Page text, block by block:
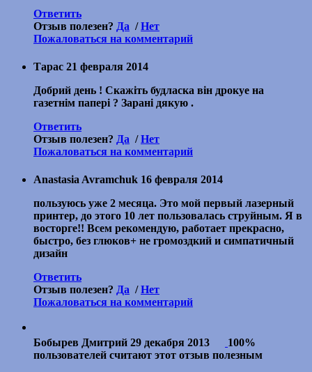
Ответить
Отзыв полезен? Да /Нет
Пожаловаться на комментарий
Тарас 21 февраля 2014
Добрий день ! Скажіть будласка він дрокуе на
газетнім папері ? Зарані дякую .
Ответить
Отзыв полезен? Да /Нет
Пожаловаться на комментарий
Anastasia Avramchuk 16 февраля 2014
пользуюсь уже 2 месяца. Это мой первый лазерный
принтер, до этого 10 лет пользовалась струйным. Я в
восторге!! Всем рекомендую, работает прекрасно,
быстро, без глюков+ не громоздкий и симпатичный
дизайн
Ответить
Отзыв полезен? Да /Нет
Пожаловаться на комментарий
Бобырев Дмитрий 29 декабря 2013
100%
пользователей считают этот отзыв полезным